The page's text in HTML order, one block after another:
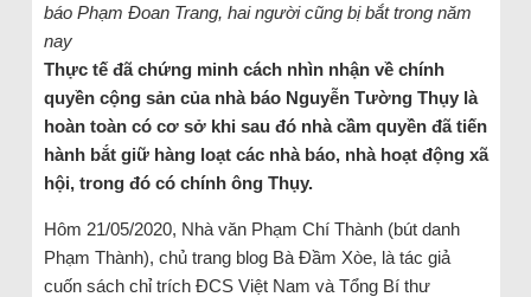
báo Phạm Đoan Trang, hai người cũng bị bắt trong năm
nay
Thực tế đã chứng minh cách nhìn nhận về chính
quyền cộng sản của nhà báo Nguyễn Tường Thụy là
hoàn toàn có cơ sở khi sau đó nhà cầm quyền đã tiến
hành bắt giữ hàng loạt các nhà báo, nhà hoạt động xã
hội, trong đó có chính ông Thụy.
Hôm 21/05/2020, Nhà văn Phạm Chí Thành (bút danh
Phạm Thành), chủ trang blog Bà Đầm Xòe, là tác giả
cuốn sách chỉ trích ĐCS Việt Nam và Tổng Bí thư